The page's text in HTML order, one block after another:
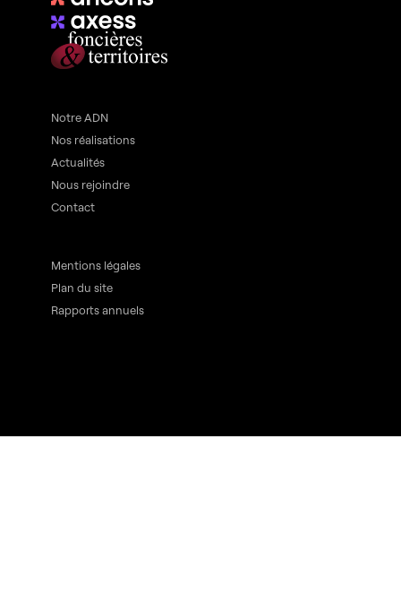
Notre ADN
Nos réalisations
Actualités
Nous rejoindre
Contact
Mentions légales
Plan du site
Rapports annuels